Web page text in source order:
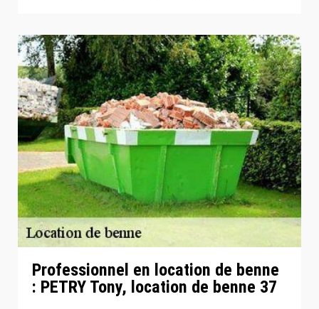
Professionnel en location de benne
: PETRY Tony, location de benne 37